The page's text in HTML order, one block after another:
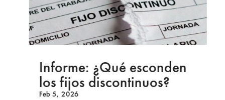
Informe: ¿Qué esconden
los fijos discontinuos?
Feb 5, 2026